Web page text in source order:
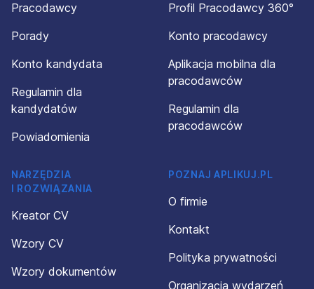
Pracodawcy
Porady
Konto kandydata
Regulamin dla
kandydatów
Powiadomienia
Profil Pracodawcy 360°
Konto pracodawcy
Aplikacja mobilna dla
pracodawców
Regulamin dla
pracodawców
NARZĘDZIA
I ROZWIĄZANIA
Kreator CV
Wzory CV
Wzory dokumentów
POZNAJ APLIKUJ.PL
O firmie
Kontakt
Polityka prywatności
Organizacja wydarzeń